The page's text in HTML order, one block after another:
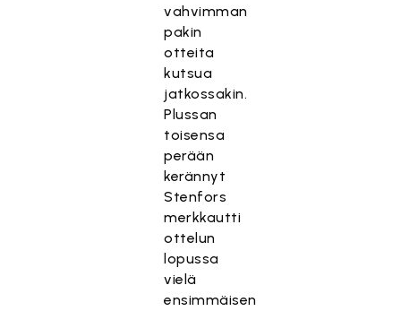
vahvimman
pakin
otteita
kutsua
jatkossakin.
Plussan
toisensa
perään
kerännyt
Stenfors
merkkautti
ottelun
lopussa
vielä
ensimmäisen